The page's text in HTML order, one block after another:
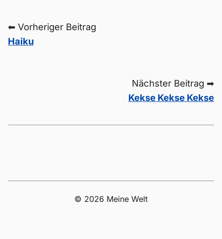
⬅ Vorheriger Beitrag
Haiku
Nächster Beitrag ➡
Kekse Kekse Kekse
© 2026 Meine Welt